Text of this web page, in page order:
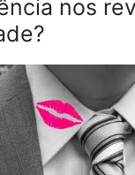
nos